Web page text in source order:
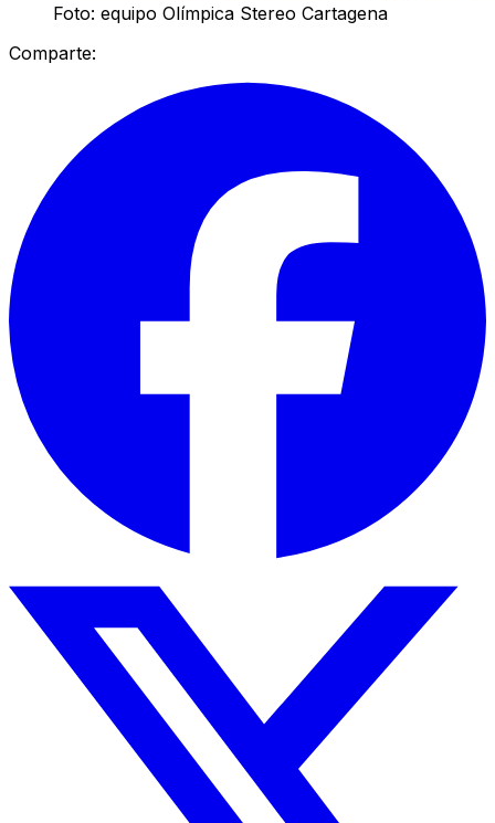
Foto: equipo Olímpica Stereo Cartagena
Comparte: